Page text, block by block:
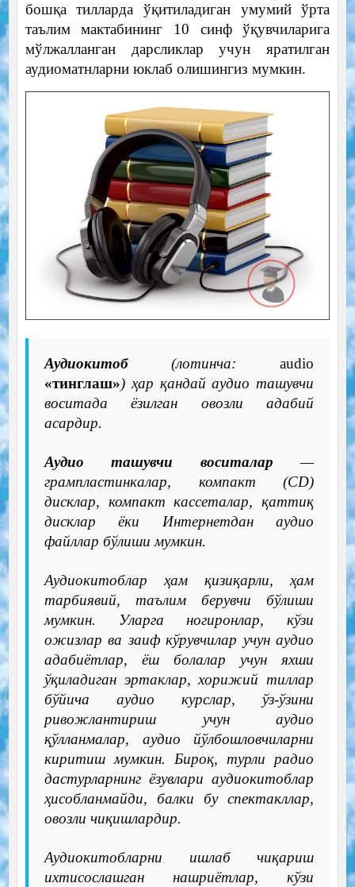
бошқа тилларда ўқитиладиган умумий ўрта
таълим мактабининг 10 синф ўқувчиларига
мўлжалланган дарсликлар учун яратилган
аудиоматнларни юклаб олишингиз мумкин.
Аудиокитоб(лотинча: audio
«тинглаш») ҳар қандай аудио ташувчи
воситада ёзилган овозли адабий
асардир.
Аудио ташувчи воситалар —
грампластинкалар, компакт (CD)
дисклар, компакт кассеталар, қаттиқ
дисклар ёки Интернетдан аудио
файллар бўлиши мумкин.
Аудиокитоблар ҳам қизиқарли, ҳам
тарбиявий, таълим берувчи бўлиши
мумкин. Уларга ногиронлар, кўзи
ожизлар ва заиф кўрувчилар учун аудио
адабиётлар, ёш болалар учун яхши
ўқиладиган эртаклар, хорижий тиллар
бўйича аудио курслар, ўз-ўзини
ривожлантириш учун аудио
қўлланмалар, аудио йўлбошловчиларни
киритиш мумкин. Бироқ, турли радио
дастурларнинг ёзувлари аудиокитоблар
ҳисобланмайди, балки бу спектакллар,
овозли чиқишлардир.
Аудиокитобларни ишлаб чиқариш
ихтисослашган нашриётлар, кўзи